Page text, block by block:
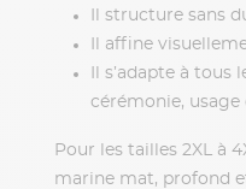
Il structure sans
Il affine
Il s’adapte à
cérémonie, usage
Pour les tailles 2XL à
marine mat, profond